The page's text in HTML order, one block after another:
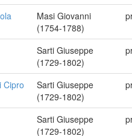
Masi Giovanni
(1754-1788)
Sarti Giuseppe
(1729-1802)
Cipro
Sarti Giuseppe
(1729-1802)
Sarti Giuseppe
(1729-1802)